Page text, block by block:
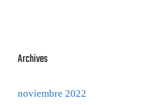
Archives
noviembre 2022